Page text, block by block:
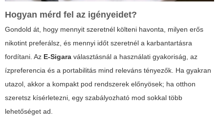
Hogyan mérd fel az igényeidet?
Gondold át, hogy mennyit szeretnél költeni havonta, milyen erős
nikotint preferálsz, és mennyi időt szeretnél a karbantartásra
fordítani. Az E-Sigara választásnál a használati gyakoriság, az
ízpreferencia és a portabilitás mind releváns tényezők. Ha gyakran
utazol, akkor a kompakt pod rendszerek előnyösek; ha otthon
szeretsz kísérletezni, egy szabályozható mod sokkal több
lehetőséget ad.